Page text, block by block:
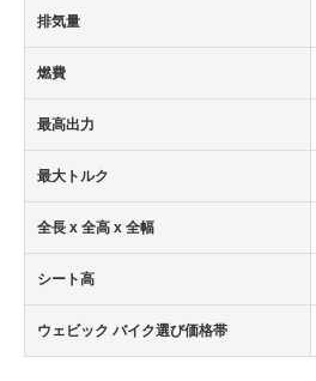
排気量
燃費
最高出力
最大トルク
全長 x 全高 x 全幅
シート高
ウェビック バイク選び価格帯